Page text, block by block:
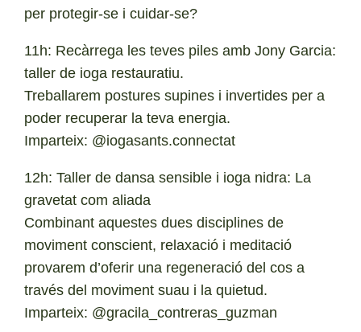
per protegir-se i cuidar-se?
11h: Recàrrega les teves piles amb Jony Garcia:
taller de ioga restauratiu.
Treballarem postures supines i invertides per a
poder recuperar la teva energia.
Imparteix: @iogasants.connectat
12h: Taller de dansa sensible i ioga nidra: La
gravetat com aliada
Combinant aquestes dues disciplines de
moviment conscient, relaxació i meditació
provarem d’oferir una regeneració del cos a
través del moviment suau i la quietud.
Imparteix: @gracila_contreras_guzman